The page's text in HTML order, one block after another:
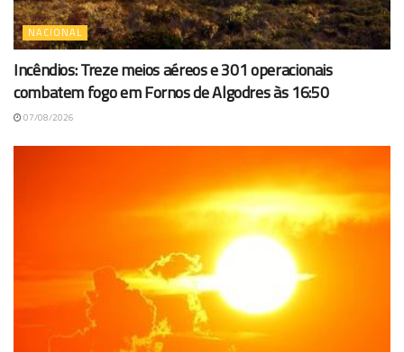
NACIONAL
Incêndios: Treze meios aéreos e 301 operacionais
combatem fogo em Fornos de Algodres às 16:50
07/08/2026